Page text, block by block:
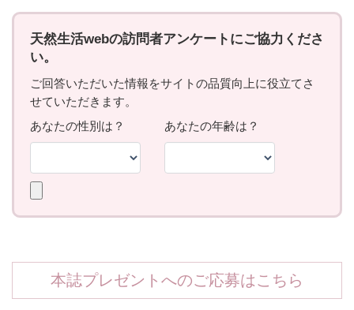
本誌プレゼントへのご応募はこちら